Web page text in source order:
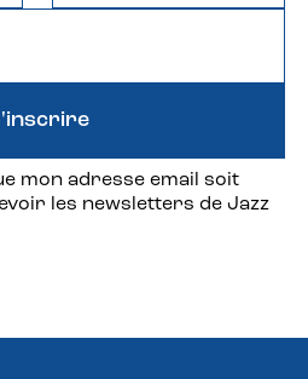
mon adresse email soit
les newsletters de Jazz